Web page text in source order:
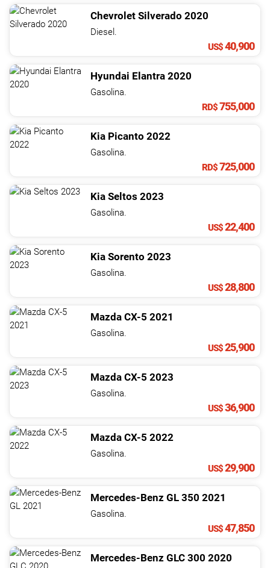
Chevrolet Silverado 2020
Diesel.
US$40,900
Hyundai Elantra 2020
Gasolina.
RD$755,000
Kia Picanto 2022
Gasolina.
RD$725,000
Kia Seltos 2023
Gasolina.
US$22,400
Kia Sorento 2023
Gasolina.
US$28,800
Mazda CX-5 2021
Gasolina.
US$25,900
Mazda CX-5 2023
Gasolina.
US$36,900
Mazda CX-5 2022
Gasolina.
US$29,900
Mercedes-Benz GL 350 2021
Gasolina.
US$47,850
Mercedes-Benz GLC 300 2020